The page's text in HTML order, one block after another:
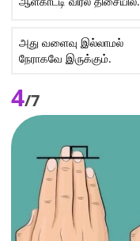
அது வளைவு இல்லாமல்
நேராகவே இருக்கும்.
4/7